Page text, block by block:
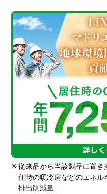
※ 従来品から当該製品に置
住時の暖冷房などのエネ
排出削減量